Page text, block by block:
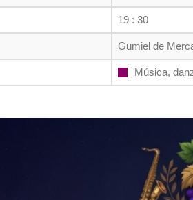
19 : 30
Gumiel de
Música,